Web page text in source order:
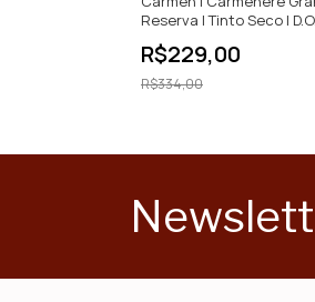
Reserva | Tinto Seco |
750ml
R$229,00
R$334,00